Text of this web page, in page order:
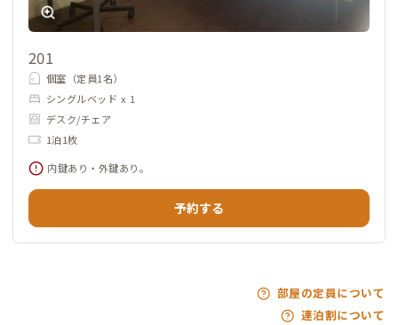
201
個室（定員1名）
シングルベッド x 1
デスク/チェア
1泊1枚
内鍵あり・外鍵あり。
予約する
部屋の定員について
連泊割について